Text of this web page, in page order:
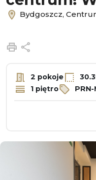
Bydgoszcz,
Drukuj
2 pokoje
1 piętro